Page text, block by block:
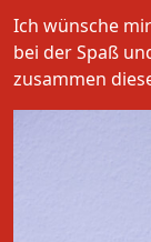
Ich wünsche
bei der Spaß
zusammen